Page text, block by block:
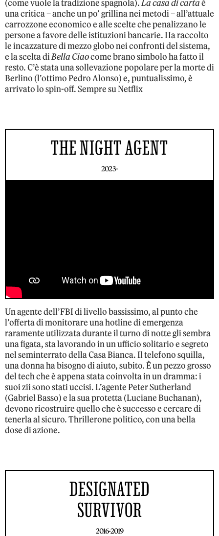
(come vuole la tradizione spagnola).La casa di cartaè
una critica – anche un po’ grillina nei metodi – all’attuale
carrozzone economico e alle scelte che penalizzano le
persone a favore delle istituzioni bancarie. Ha raccolto
le incazzature di mezzo globo nei confronti del sistema,
e la scelta diBella Ciaocome brano simbolo ha fatto il
resto. C’è stata una sollevazione popolare per la morte di
Berlino (l’ottimo Pedro Alonso) e, puntualissimo, è
arrivato lo spin-off. Sempre su Netflix
THE NIGHT AGENT
2023-
Un agente dell’FBI di livello bassissimo, al punto che
l’offerta di monitorare una hotline di emergenza
raramente utilizzata durante il turno di notte gli sembra
una figata, sta lavorando in un ufficio solitario e segreto
nel seminterrato della Casa Bianca. Il telefono squilla,
una donna ha bisogno di aiuto, subito. È un pezzo grosso
del tech che è appena stata coinvolta in un dramma: i
suoi zii sono stati uccisi. L’agente Peter Sutherland
(Gabriel Basso) e la sua protetta (Luciane Buchanan),
devono ricostruire quello che è successo e cercare di
tenerla al sicuro. Thrillerone politico, con una bella
dose di azione.
DESIGNATED
SURVIVOR
2016-2019